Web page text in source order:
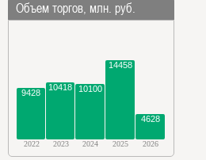
Объем торгов, млн. руб.
9428
10418 10100
14458
4628
2022 2023 2024 2025 2026